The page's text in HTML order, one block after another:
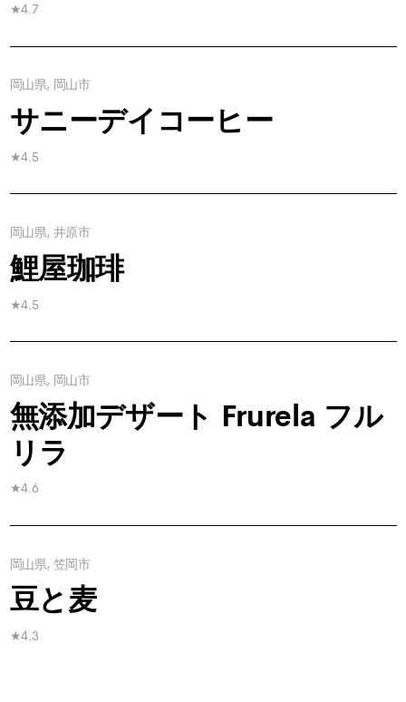
★4.7
岡山県, 岡山市
サニーデイコーヒー
★4.5
岡山県, 井原市
鯉屋珈琲
★4.5
岡山県, 岡山市
無添加デザート Frurela フル
リラ
★4.6
岡山県, 笠岡市
豆と麦
★4.3